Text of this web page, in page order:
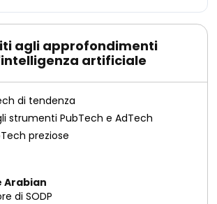
agli approfondimenti
artificiale
di tendenza
strumenti PubTech e AdTech
preziose
Arabian
di SODP